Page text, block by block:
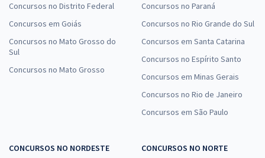
Concursos no Distrito Federal
Concursos em Goiás
Concursos no Mato Grosso do
Sul
Concursos no Mato Grosso
Concursos no Paraná
Concursos no Rio Grande do Sul
Concursos em Santa Catarina
Concursos no Espírito Santo
Concursos em Minas Gerais
Concursos no Rio de Janeiro
Concursos em São Paulo
CONCURSOS NO NORDESTE
CONCURSOS NO NORTE